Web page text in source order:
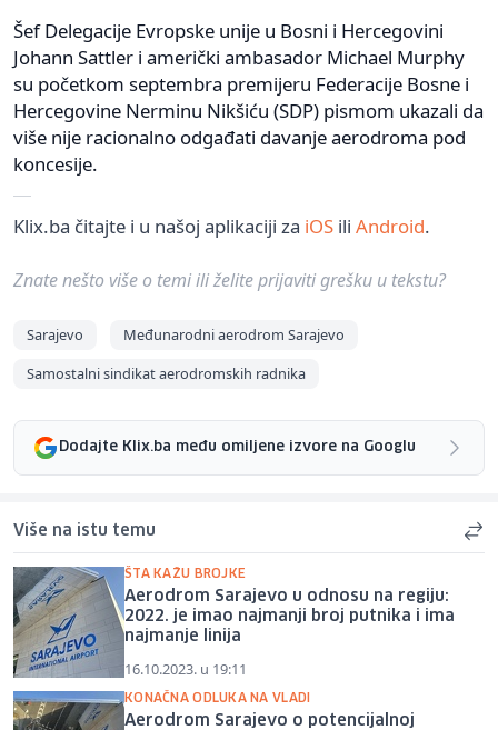
Šef Delegacije Evropske unije u Bosni i Hercegovini
Johann Sattler i američki ambasador Michael Murphy
su početkom septembra premijeru Federacije Bosne i
Hercegovine Nerminu Nikšiću (SDP) pismom ukazali da
više nije racionalno odgađati davanje aerodroma pod
koncesije.
Klix.ba čitajte i u našoj aplikaciji za iOS ili Android.
Znate nešto više o temi ili želite prijaviti grešku u tekstu?
Sarajevo
Međunarodni aerodrom Sarajevo
Samostalni sindikat aerodromskih radnika
Dodajte Klix.ba među omiljene izvore na Googlu
Više na istu temu
ŠTA KAŽU BROJKE
Aerodrom Sarajevo u odnosu na regiju:
2022. je imao najmanji broj putnika i ima
najmanje linija
16.10.2023. u 19:11
KONAČNA ODLUKA NA VLADI
Aerodrom Sarajevo o potencijalnoj